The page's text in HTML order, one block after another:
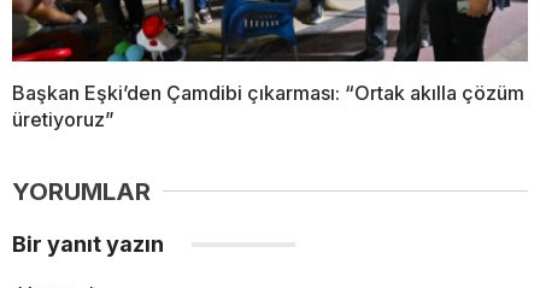
Başkan Eşki’den Çamdibi çıkarması: “Ortak akılla çözüm
üretiyoruz”
YORUMLAR
Bir yanıt yazın